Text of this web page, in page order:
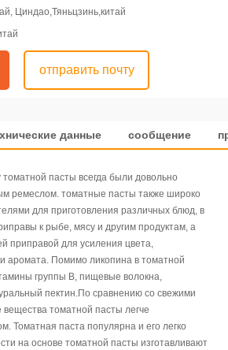
Циндао,Тяньцзинь,китай
отправить почту
данные сообщение
пасты всегда были довольно
ремеслом. томатные пасты также широко
для приготовления различных блюд, в
к рыбе, мясу и другим продуктам, а
приправой для усиления цвета,
аромата. Помимо ликопина в томатной
группы В, пищевые волокна,
пектин.По сравнению со свежими
томатной пасты легче
Томатная паста популярна и его легко
на основе томатной пасты изготавливают